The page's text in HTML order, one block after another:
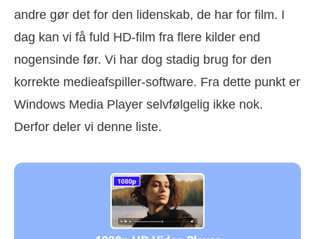
andre gør det for den lidenskab, de har for film. I
dag kan vi få fuld HD-film fra flere kilder end
nogensinde før. Vi har dog stadig brug for den
korrekte medieafspiller-software. Fra dette punkt er
Windows Media Player selvfølgelig ikke nok.
Derfor deler vi denne liste.